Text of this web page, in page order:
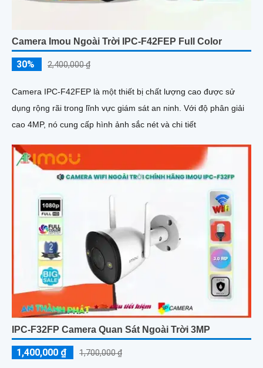
Camera Imou Ngoài Trời IPC-F42FEP Full Color
30% 2,400,000 ₫
Camera IPC-F42FEP là một thiết bị chất lượng cao được sử
dụng rộng rãi trong lĩnh vực giám sát an ninh. Với độ phân giải
cao 4MP, nó cung cấp hình ảnh sắc nét và chi tiết
IPC-F32FP Camera Quan Sát Ngoài Trời 3MP
1,400,000 ₫ 1,700,000 ₫